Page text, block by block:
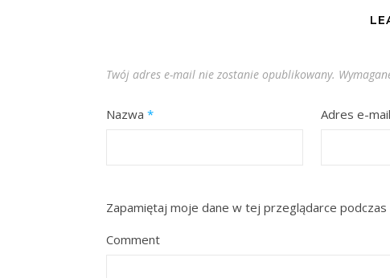
Twój adres e-mail nie zostanie opublikowany.
Nazwa * Adres e-mail
Zapamiętaj moje dane w tej przeglądarce
Comment